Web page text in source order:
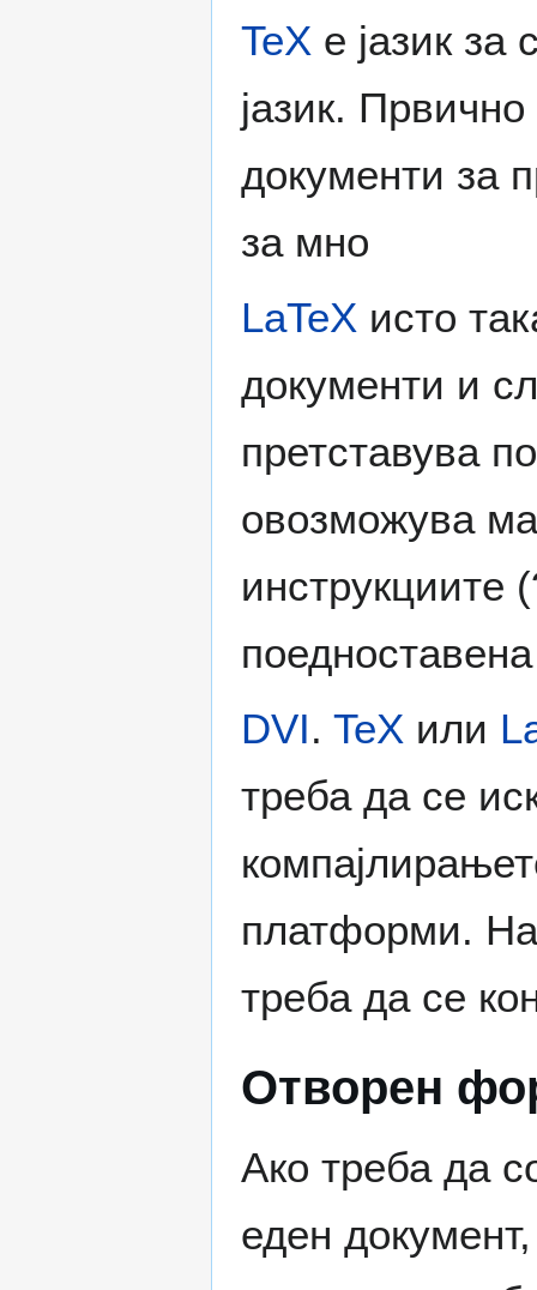
TeX е јазик
јазик.
документи за
за мно
LaTeX исто
документи и
претставува
овозможува
инструкциите
DVI. TeX или
треба да се
платформи.
треба да се
Отворен
Ако треба да
еден